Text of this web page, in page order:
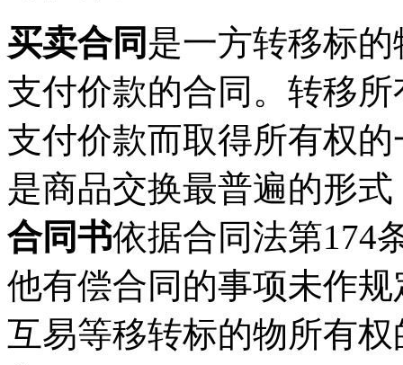
买卖合同 是一方转移标
支付价款的合同。转移
支付价款而取得所有权
是商品交换最普遍的形
合同书依据合同法第174
他有偿合同的事项未作
互易等移转标的物所有